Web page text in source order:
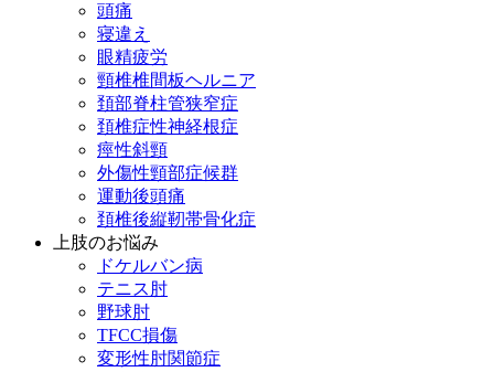
頭痛
寝違え
眼精疲労
頸椎椎間板ヘルニア
頚部脊柱管狭窄症
頚椎症性神経根症
痙性斜頸
外傷性頸部症候群
運動後頭痛
頚椎後縦靭帯骨化症
上肢のお悩み
ドケルバン病
テニス肘
野球肘
TFCC損傷
変形性肘関節症